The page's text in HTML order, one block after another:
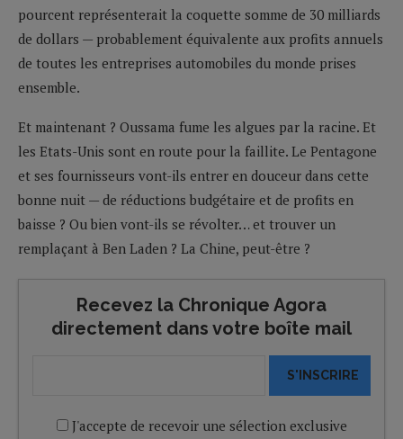
pourcent représenterait la coquette somme de 30 milliards
de dollars — probablement équivalente aux profits annuels
de toutes les entreprises automobiles du monde prises
ensemble.
Et maintenant ? Oussama fume les algues par la racine. Et
les Etats-Unis sont en route pour la faillite. Le Pentagone
et ses fournisseurs vont-ils entrer en douceur dans cette
bonne nuit — de réductions budgétaire et de profits en
baisse ? Ou bien vont-ils se révolter… et trouver un
remplaçant à Ben Laden ? La Chine, peut-être ?
Recevez la Chronique Agora
directement dans votre boîte mail
S'INSCRIRE
J'accepte de recevoir une sélection exclusive